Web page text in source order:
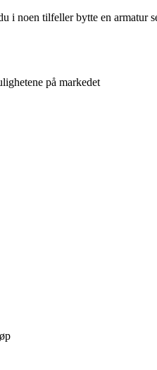
i noen tilfeller bytte en armatur
på markedet